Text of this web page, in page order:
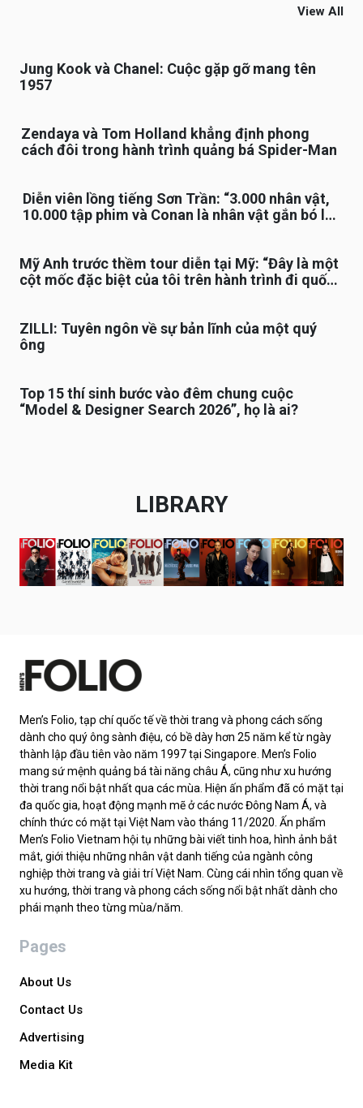
View All
Jung Kook và Chanel: Cuộc gặp gỡ mang tên
1957
Zendaya và Tom Holland khẳng định phong
cách đôi trong hành trình quảng bá Spider-Man
Diễn viên lồng tiếng Sơn Trần: “3.000 nhân vật,
10.000 tập phim và Conan là nhân vật gắn bó lâu
Mỹ Anh trước thềm tour diễn tại Mỹ: “Đây là một
cột mốc đặc biệt của tôi trên hành trình đi quốc
ZILLI: Tuyên ngôn về sự bản lĩnh của một quý
ông
Top 15 thí sinh bước vào đêm chung cuộc
“Model & Designer Search 2026”, họ là ai?
LIBRARY
Men’s Folio, tạp chí quốc tế về thời trang và phong cách sống
dành cho quý ông sành điệu, có bề dày hơn 25 năm kể từ ngày
thành lập đầu tiên vào năm 1997 tại Singapore. Men’s Folio
mang sứ mệnh quảng bá tài năng châu Á, cũng như xu hướng
thời trang nổi bật nhất qua các mùa. Hiện ấn phẩm đã có mặt tại
đa quốc gia, hoạt động mạnh mẽ ở các nước Đông Nam Á, và
chính thức có mặt tại Việt Nam vào tháng 11/2020. Ấn phẩm
Men’s Folio Vietnam hội tụ những bài viết tinh hoa, hình ảnh bắt
mắt, giới thiệu những nhân vật danh tiếng của ngành công
nghiệp thời trang và giải trí Việt Nam. Cùng cái nhìn tổng quan về
xu hướng, thời trang và phong cách sống nổi bật nhất dành cho
phái mạnh theo từng mùa/năm.
Pages
About Us
Contact Us
Advertising
Media Kit